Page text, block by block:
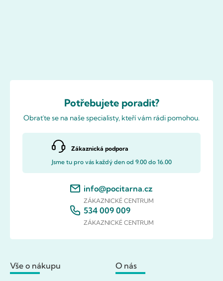
Potřebujete poradit?
Obraťte se na naše specialisty, kteří vám rádi pomohou.
Zákaznická podpora
Jsme tu pro vás každý den od 9.00 do 16.00
info@pocitarna.cz
ZÁKAZNICKÉ CENTRUM
534 009 009
ZÁKAZNICKÉ CENTRUM
Vše o nákupu O nás